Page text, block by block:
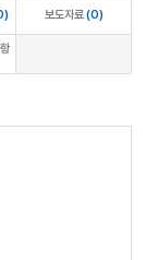
보도자료 (0)